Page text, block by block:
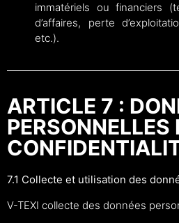
immatériels ou financiers
d’affaires, perte
etc.).
ARTICLE 7 :
PERSONNELLES
7.1 Collecte et utilisation des
V-TEXI collecte des données